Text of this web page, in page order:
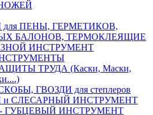
ПЕНЫ, ГЕРМЕТИКОВ,
БАЛОНОВ, ТЕРМОКЛЕЯЩИЕ
ИНСТРУМЕНТ
ТРУДА (Каски, Маски,
ГВОЗДИ для степлеров
и СЛЕСАРНЫЙ ИНСТРУМЕНТ
ГУБЦЕВЫЙ ИНСТРУМЕНТ